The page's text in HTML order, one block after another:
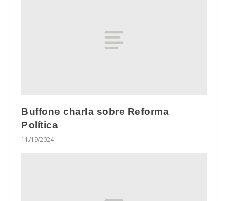
Buffone charla sobre Reforma
Política
11/19/2024